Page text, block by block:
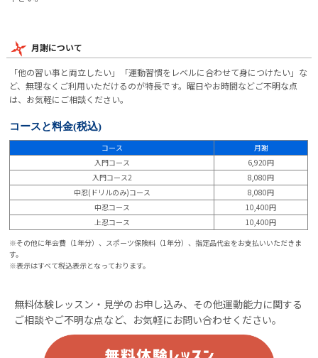
月謝について
「他の習い事と両立したい」「運動習慣をレベルに合わせて身につけたい」な
ど、無理なくご利用いただけるのが特長です。曜日やお時間などご不明な点
は、お気軽にご相談ください。
コースと料金(税込)
コース
月謝
入門コース
6,920円
入門コース2
8,080円
中忍(ドリルのみ)コース
8,080円
中忍コース
10,400円
上忍コース
10,400円
※その他に年会費（1年分）、スポーツ保険料（1年分）、指定品代金をお支払いいただきま
す。
※表示はすべて税込表示となっております。
無料体験レッスン・見学のお申し込み、その他運動能力に関する
ご相談やご不明な点など、お気軽にお問い合わせください。